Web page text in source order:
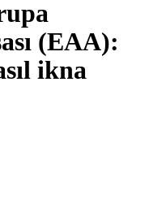
(EAA):
ikna